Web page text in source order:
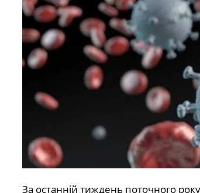
За останній тиждень поточного